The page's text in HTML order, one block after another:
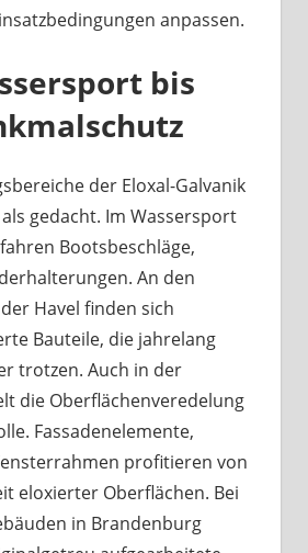
anpassen.
bis
der Eloxal-Galvanik
gedacht. Im Wassersport
Bootsbeschläge,
An den
Havel finden sich
Bauteile, die jahrelang
trotzen. Auch in der
die Oberflächenveredelung
Fassadenelemente,
profitieren von
eloxierter Oberflächen. Bei
in Brandenburg